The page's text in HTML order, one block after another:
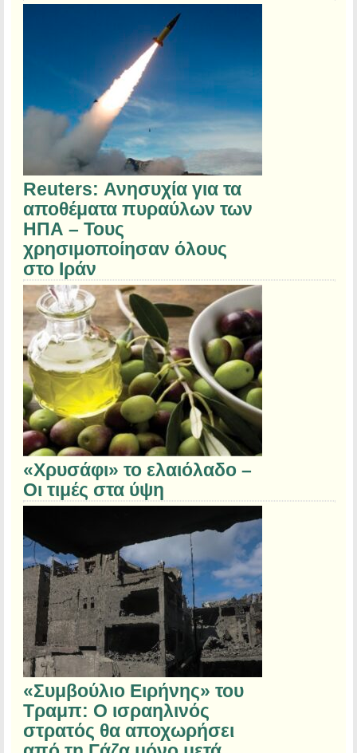
Reuters: Ανησυχία για τα
αποθέματα πυραύλων των
ΗΠΑ – Τους
χρησιμοποίησαν όλους
στο Ιράν
«Χρυσάφι» το ελαιόλαδο –
Οι τιμές στα ύψη
«Συμβούλιο Ειρήνης» του
Τραμπ: Ο ισραηλινός
στρατός θα αποχωρήσει